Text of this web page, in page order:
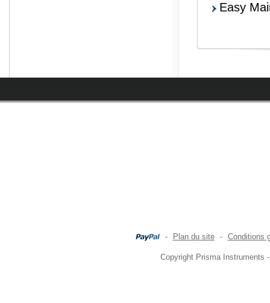
Easy
- Plan du site - Conditions
Copyright Prisma Instruments